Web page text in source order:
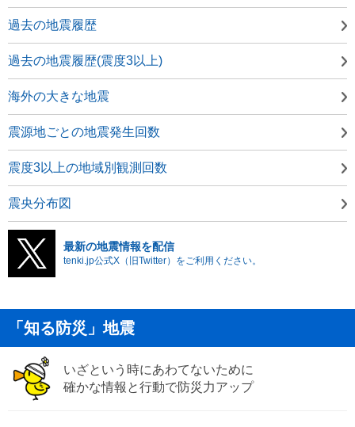
過去の地震履歴
過去の地震履歴(震度3以上)
海外の大きな地震
震源地ごとの地震発生回数
震度3以上の地域別観測回数
震央分布図
最新の地震情報を配信
tenki.jp公式X（旧Twitter）をご利用ください。
「知る防災」地震
いざという時にあわてないために
確かな情報と行動で防災力アップ